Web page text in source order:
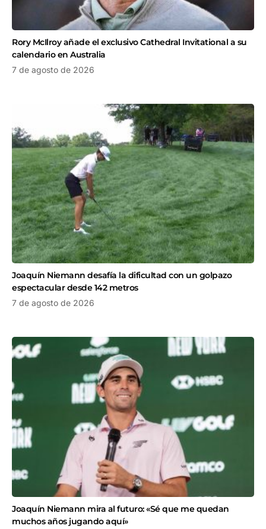
Rory McIlroy añade el exclusivo Cathedral Invitational a su
calendario en Australia
7 de agosto de 2026
Joaquín Niemann desafía la dificultad con un golpazo
espectacular desde 142 metros
7 de agosto de 2026
Joaquín Niemann mira al futuro: «Sé que me quedan
muchos años jugando aquí»